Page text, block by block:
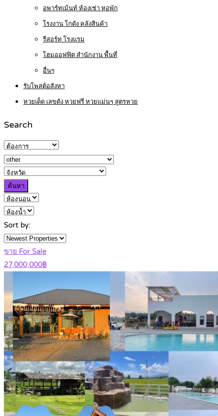
อพาร์ทเม้นท์ ห้องเช่า หอพัก
โรงงาน โกดัง คลังสินค้า
รีสอร์ท โรงแรม
โฮมออฟฟิต สำนักงาน พื้นที่
อื่นๆ
รับโพสต์อสังหา
หวยเด็ด เลขดัง หวยฟรี หวยแม่นๆ สูตรหวย
Search
ค้นหา
Sort by:
ขาย For Sale
27,000,000฿